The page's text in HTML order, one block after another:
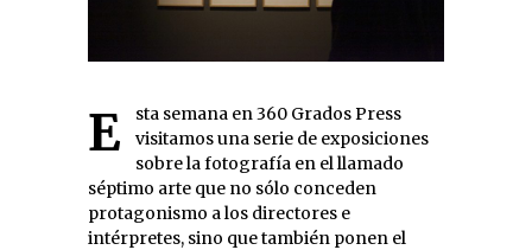
Esta semana en 360 Grados Press
visitamos una serie de exposiciones
sobre la fotografía en el llamado
séptimo arte que no sólo conceden
protagonismo a los directores e
intérpretes, sino que también ponen el